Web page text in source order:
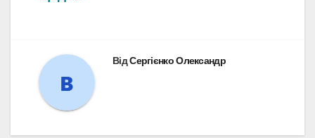
ВідСергієнко Олександр